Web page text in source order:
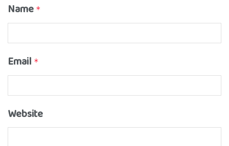
Name *
Email *
Website